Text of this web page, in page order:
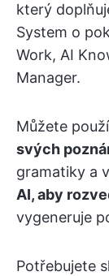
který
System o
Work, AI
Manager.
Můžete
svých
gramatiky a
AI, aby
vygeneruje
Potřebujete